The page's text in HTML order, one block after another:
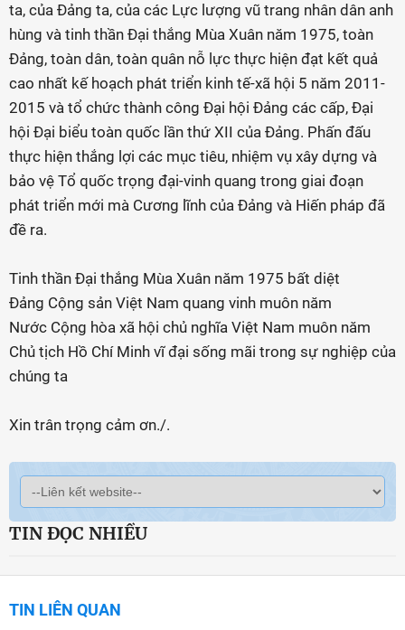
ta, của Đảng ta, của các Lực lượng vũ trang nhân dân anh
hùng và tinh thần Đại thắng Mùa Xuân năm 1975, toàn
Đảng, toàn dân, toàn quân nỗ lực thực hiện đạt kết quả
cao nhất kế hoạch phát triển kinh tế-xã hội 5 năm 2011-
2015 và tổ chức thành công Đại hội Đảng các cấp, Đại
hội Đại biểu toàn quốc lần thứ XII của Đảng. Phấn đấu
thực hiện thắng lợi các mục tiêu, nhiệm vụ xây dựng và
bảo vệ Tổ quốc trọng đại-vinh quang trong giai đoạn
phát triển mới mà Cương lĩnh của Đảng và Hiến pháp đã
đề ra.
Tinh thần Đại thắng Mùa Xuân năm 1975 bất diệt
Đảng Cộng sản Việt Nam quang vinh muôn năm
Nước Cộng hòa xã hội chủ nghĩa Việt Nam muôn năm
Chủ tịch Hồ Chí Minh vĩ đại sống mãi trong sự nghiệp của
chúng ta
Xin trân trọng cảm ơn./.
TIN ĐỌC NHIỀU
TIN LIÊN QUAN